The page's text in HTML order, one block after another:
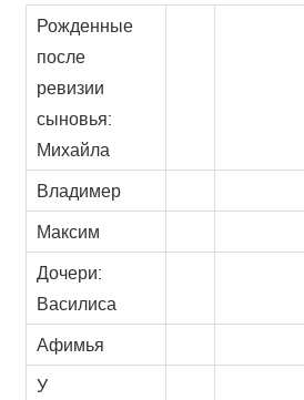
Рожденные
после
ревизии
сыновья:
Михайла
Владимер
Максим
Дочери:
Василиса
Афимья
У